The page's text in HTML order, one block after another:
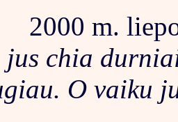
2000 m.
jus chia
O vaiku